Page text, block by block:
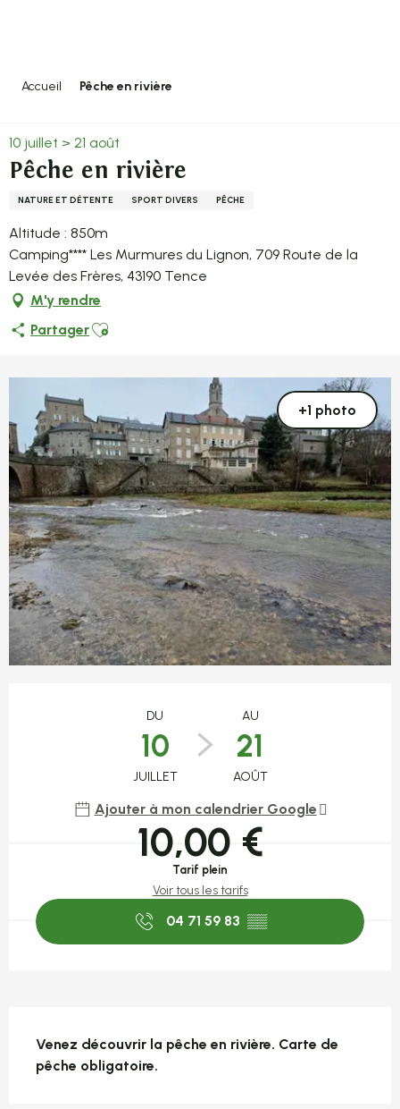
Accueil Pêche en rivière
10 juillet > 21 août
Pêche en rivière
NATURE ET DÉTENTE SPORT DIVERS PÊCHE
Altitude : 850m
Camping**** Les Murmures du Lignon, 709 Route de la
Levée des Frères, 43190 Tence
M'y rendre
PartagerAjouter aux favoris
+1 photo
DU
10
JUILLET
AU
21
AOÛT
Ajouter à mon calendrier Google
10,00 €
Tarif plein
Voir tous les tarifs
04 71 59 83 ▒▒
Venez découvrir la pêche en rivière. Carte de
pêche obligatoire.